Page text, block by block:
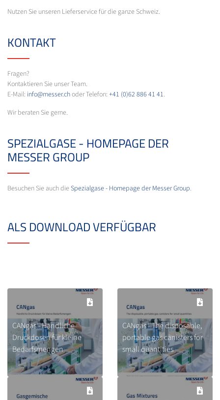
Nutzen Sie unseren Lieferservice für die ganze Schweiz.
KONTAKT
Fragen?
Kontaktieren Sie unser Team.
E-Mail: info@messer.choder Telefon: +41 (0)62 886 41 41.
Wir beraten Sie gerne.
SPEZIALGASE - HOMEPAGE DER
MESSER GROUP
Besuchen Sie auch dieSpezialgase - Homepage der Messer Group.
ALS DOWNLOAD VERFÜGBAR
CANgas - Handliche
Druckdosen für kleine
Bedarfsmengen
CANgas - The disposable,
portable gas canisters for
small quantities